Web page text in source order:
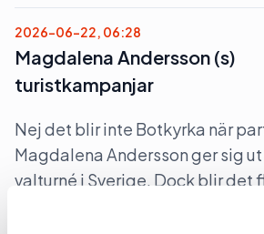
2026-06-22, 06:28
Magdalena Andersson (s)
turistkampanjar
Nej det blir inte Botkyrka när
Magdalena Andersson ger sig
valturné i Sverige. Dock blir det